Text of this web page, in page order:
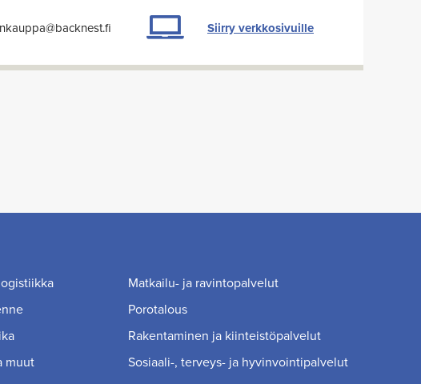
Siirry verkkosivuille
muut
Matkailu- ja ravintopalvelut
Porotalous
Rakentaminen ja kiinteistöpalvelut
Sosiaali-, terveys- ja hyvinvointipalvelut